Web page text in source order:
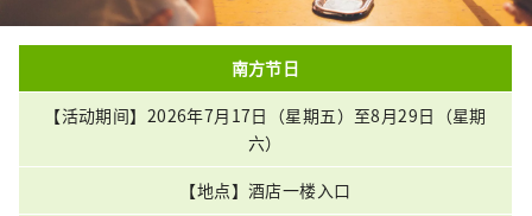
南方节日
【活动期间】2026年7月17日（星期五）至8月29日（星期
六）
【地点】酒店一楼入口